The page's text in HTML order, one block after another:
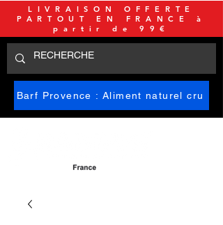
Barf Provence : Aliment naturel cru
LIVRAISON OFFERTE
PARTOUT EN FRANCE à
partir de 99€